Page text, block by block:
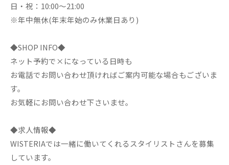
日・祝：10:00～21:00
※年中無休(年末年始のみ休業日あり)
◆SHOP INFO◆
ネット予約で×になっている日時も
お電話でお問い合わせ頂ければご案内可能な場合もございま
す。
お気軽にお問い合わせ下さいませ。
◆求人情報◆
WISTERIAでは一緒に働いてくれるスタイリストさんを募集
しています。